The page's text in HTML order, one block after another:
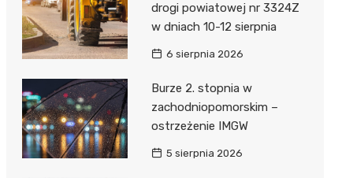
drogi powiatowej nr 3324Z
w dniach 10-12 sierpnia
6 sierpnia 2026
Burze 2. stopnia w
zachodniopomorskim –
ostrzeżenie IMGW
5 sierpnia 2026